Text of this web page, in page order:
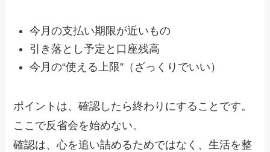
今月の支払い期限が近いもの
引き落とし予定と口座残高
今月の“使える上限”（ざっくりでいい）
ポイントは、確認したら終わりにすることです。
ここで反省会を始めない。
確認は、心を追い詰めるためではなく、生活を整